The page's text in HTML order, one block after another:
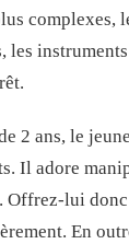
complexes,
les
2 ans, le
Il adore
Offrez-lui
En